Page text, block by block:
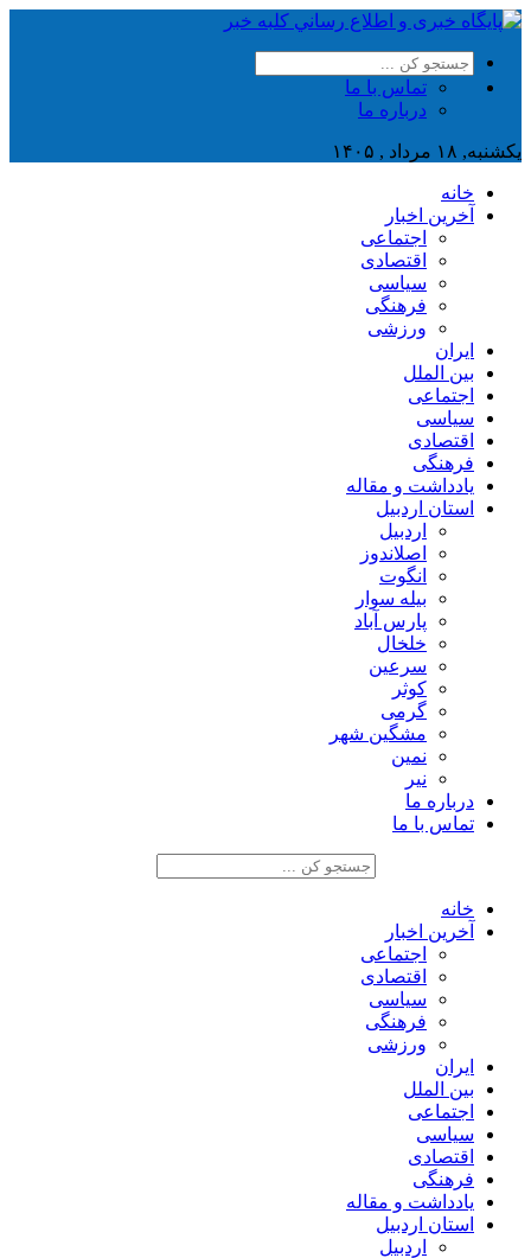
تماس با ما
درباره ما
یکشنبه, ۱۸ مرداد , ۱۴۰۵
خانه
آخرین اخبار
اجتماعی
اقتصادی
سیاسی
فرهنگی
ورزشی
ایران
بین الملل
اجتماعی
سیاسی
اقتصادی
فرهنگی
یادداشت و مقاله
استان اردبیل
اردبیل
اصلاندوز
انگوت
بیله سوار
پارس آباد
خلخال
سرعین
کوثر
گرمی
مشگین شهر
نمین
نیر
درباره ما
تماس با ما
خانه
آخرین اخبار
اجتماعی
اقتصادی
سیاسی
فرهنگی
ورزشی
ایران
بین الملل
اجتماعی
سیاسی
اقتصادی
فرهنگی
یادداشت و مقاله
استان اردبیل
اردبیل